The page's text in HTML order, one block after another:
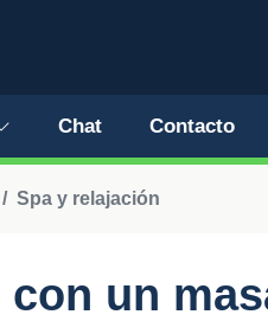
Chat Contacto
Spa y relajación
con un